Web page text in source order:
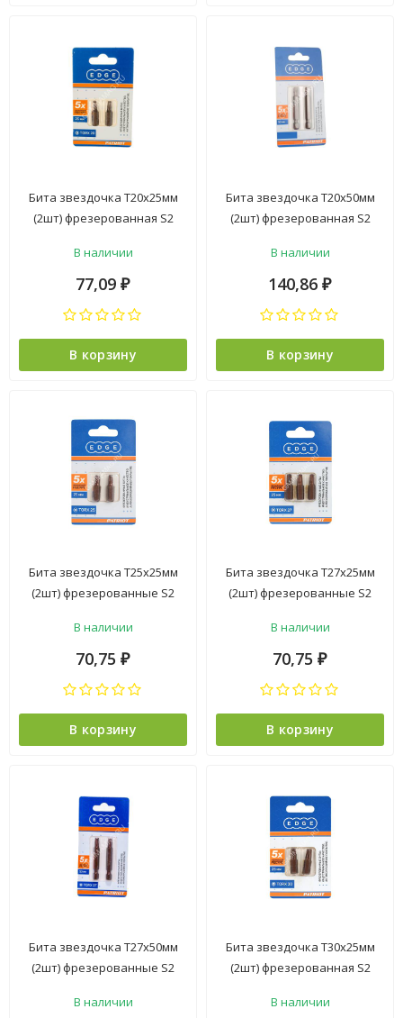
Бита звездочка Т20х25мм
(2шт) фрезерованная S2
PATRIOT *1/20
В наличии
77,09 ₽
В корзину
Бита звездочка Т20х50мм
(2шт) фрезерованная S2
PATRIOT *1/20
В наличии
140,86 ₽
В корзину
Бита звездочка Т25х25мм
(2шт) фрезерованные S2
PATRIOT *1/20/240
В наличии
70,75 ₽
В корзину
Бита звездочка Т27х25мм
(2шт) фрезерованные S2
PATRIOT *1/20
В наличии
70,75 ₽
В корзину
Бита звездочка Т27х50мм
(2шт) фрезерованные S2
PATRIOT *1/20
В наличии
Бита звездочка Т30х25мм
(2шт) фрезерованная S2
PATRIOT *1/20
В наличии